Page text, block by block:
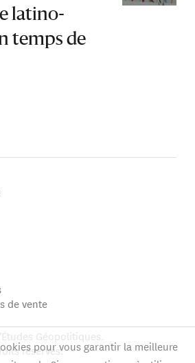
latino-
temps de
de vente
Géopolitiques.
réservés.
pour vous garantir la meilleure